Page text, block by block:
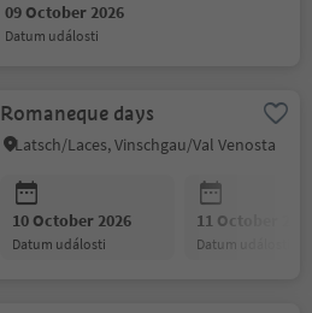
09 October 2026
datum události
Romaneque days
Latsch/Laces, Vinschgau/Val Venosta
10 October 2026
datum události
11 October
datum události